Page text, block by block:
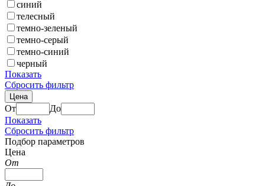
синий
телесный
темно-зеленый
темно-серый
темно-синий
черный
Показать
Сбросить фильтр
Цена
От
До
Показать
Сбросить фильтр
Подбор параметров
Цена
От